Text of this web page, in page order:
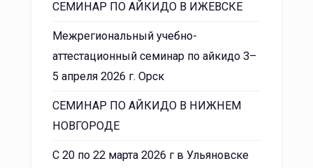
СЕМИНАР ПО АЙКИДО В ИЖЕВСКЕ
Межрегиональный учебно-
аттестационный семинар по айкидо 3–
5 апреля 2026 г. Орск
СЕМИНАР ПО АЙКИДО В НИЖНЕМ
НОВГОРОДЕ
С 20 по 22 марта 2026 г в Ульяновске